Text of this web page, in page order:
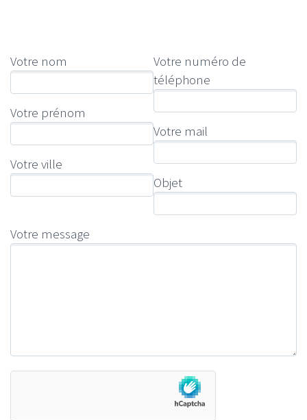
Votre nom
Votre prénom
Votre ville
Votre numéro de
téléphone
Votre mail
Objet
Votre message